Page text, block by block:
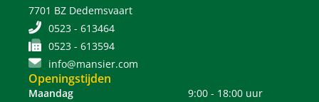
7701 BZ Dedemsvaart
0523 - 613464
0523 - 613594
info@mansier.com
Openingstijden
Maandag
9:00 - 18:00 uur